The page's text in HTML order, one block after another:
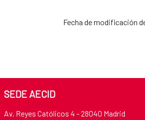
Fecha de modificación
SEDE AECID
Av. Reyes Católicos 4 - 28040 Madrid